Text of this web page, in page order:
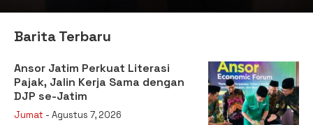
Barita Terbaru
Ansor Jatim Perkuat Literasi
Pajak, Jalin Kerja Sama dengan
DJP se-Jatim
Jumat - Agustus 7, 2026